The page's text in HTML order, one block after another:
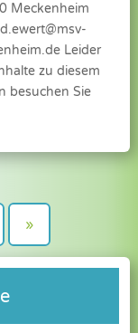
Meckenheim
Leider
zu diesem
besuchen Sie
»